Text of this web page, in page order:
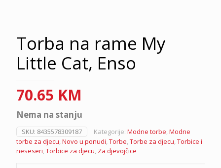
Torba na rame My
Little Cat, Enso
70.65 KM
Nema na stanju
SKU: 8435578309187 Kategorije: Modne torbe Modne
torbe za djecu Novo u ponudi Torbe Torbe za djecu Torbice i
neseseri Torbice za djecu Za djevojčice